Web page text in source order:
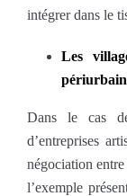
intégrer dans le
Les
Dans le cas
d’entreprises
négociation
l’exemple